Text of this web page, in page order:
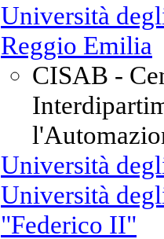
Università
Reggio Emilia
CISAB -
Università
Università
"Federico II"